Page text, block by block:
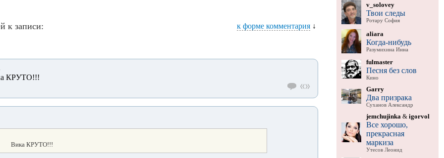
к записи: к форме комментария ↓
КРУТО!!!
Вика КРУТО!!!
v_solovey
Твои следы
Ротару София
aliara
Когда-нибудь
Разумихина Инна
fulmaster
Песня без слов
Кино
Garry
Два призрака
Суханов Александр
jemchujinka & igorvol
Все хорошо,
прекрасная
маркиза
Утесов Леонид